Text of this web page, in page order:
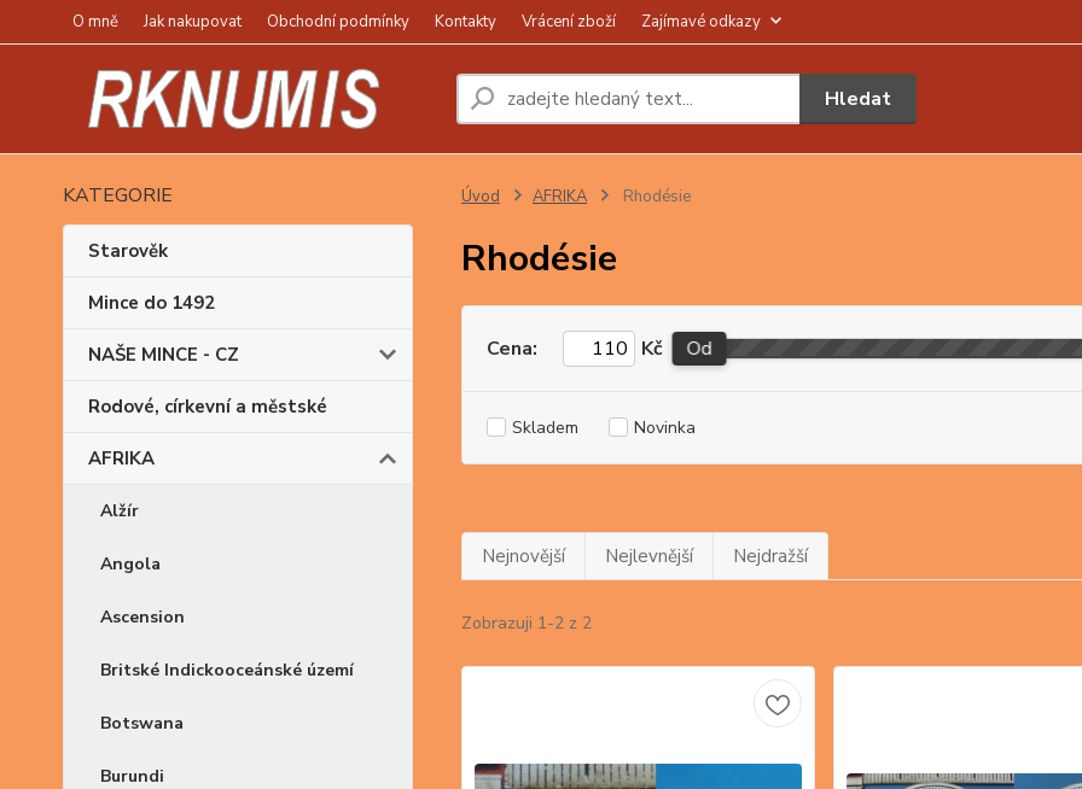
O mně Jak nakupovat Obchodní podmínky Kontakty Vrácení zboží Zajímavé odkazy
Hledat
KATEGORIE
Starověk
Mince do 1492
NAŠE MINCE - CZ
Rodové, církevní a městské
AFRIKA
Alžír
Angola
Ascension
Britské Indickooceánské území
Botswana
Burundi
Úvod AFRIKA Rhodésie
Rhodésie
Cena: Kč Od
Skladem Novinka
Nejnovější Nejlevnější Nejdražší
Zobrazuji 1-2 z 2